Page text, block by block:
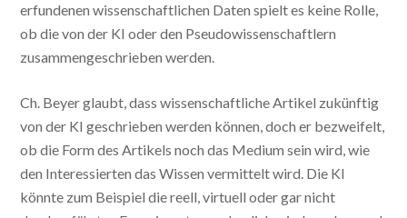
erfundenen wissenschaftlichen Daten spielt es keine Rolle,
ob die von der KI oder den Pseudowissenschaftlern
zusammengeschrieben werden.
Ch. Beyer glaubt, dass wissenschaftliche Artikel zukünftig
von der KI geschrieben werden können, doch er bezweifelt,
ob die Form des Artikels noch das Medium sein wird, wie
den Interessierten das Wissen vermittelt wird. Die KI
könnte zum Beispiel die reell, virtuell oder gar nicht